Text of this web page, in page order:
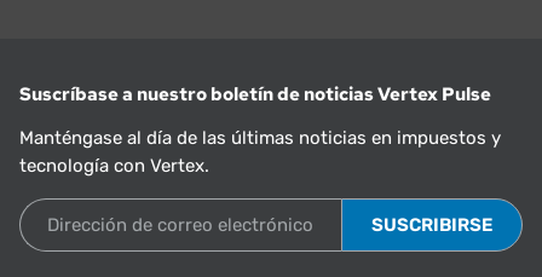
Suscríbase a nuestro boletín de noticias Vertex Pulse
Manténgase al día de las últimas noticias en impuestos y
tecnología con Vertex.
Dirección de correo electrónico